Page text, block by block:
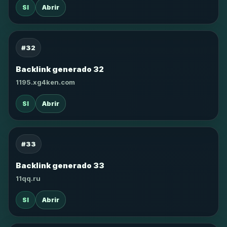
SI Abrir
#32
Backlink generado 32
1195.xg4ken.com
SI Abrir
#33
Backlink generado 33
11qq.ru
SI Abrir